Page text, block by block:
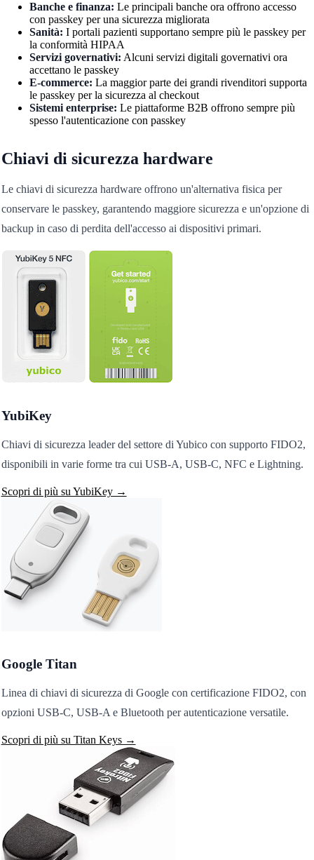
Banche e finanza: Le principali banche ora offrono accesso
con passkey per una sicurezza migliorata
Sanità: I portali pazienti supportano sempre più le passkey per
la conformità HIPAA
Servizi governativi: Alcuni servizi digitali governativi ora
accettano le passkey
E-commerce: La maggior parte dei grandi rivenditori supporta
le passkey per la sicurezza al checkout
Sistemi enterprise: Le piattaforme B2B offrono sempre più
spesso l'autenticazione con passkey
Chiavi di sicurezza hardware
Le chiavi di sicurezza hardware offrono un'alternativa fisica per
conservare le passkey, garantendo maggiore sicurezza e un'opzione di
backup in caso di perdita dell'accesso ai dispositivi primari.
YubiKey
Chiavi di sicurezza leader del settore di Yubico con supporto FIDO2,
disponibili in varie forme tra cui USB-A, USB-C, NFC e Lightning.
Scopri di più su YubiKey →
Google Titan
Linea di chiavi di sicurezza di Google con certificazione FIDO2, con
opzioni USB-C, USB-A e Bluetooth per autenticazione versatile.
Scopri di più su Titan Keys →